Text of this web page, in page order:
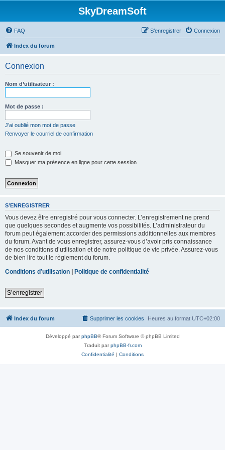
SkyDreamSoft
FAQ Connexion
S’enregistrer
Index du forum
Connexion
Nom d’utilisateur :
Mot de passe :
J’ai oublié mon mot de passe
Renvoyer le courriel de confirmation
Se souvenir de moi
Masquer ma présence en ligne pour cette session
S’ENREGISTRER
Vous devez être enregistré pour vous connecter. L’enregistrement ne prend
que quelques secondes et augmente vos possibilités. L’administrateur du
forum peut également accorder des permissions additionnelles aux membres
du forum. Avant de vous enregistrer, assurez-vous d’avoir pris connaissance
de nos conditions d’utilisation et de notre politique de vie privée. Assurez-vous
de bien lire tout le règlement du forum.
Conditions d’utilisation | Politique de confidentialité
S’enregistrer
Index du forum Heures au format UTC+02:00
Supprimer les cookies
Développé parphpBB® Forum Software © phpBB Limited
Traduit parphpBB-fr.com
Confidentialité | Conditions